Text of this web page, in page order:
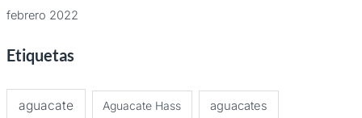
febrero 2022
Etiquetas
aguacate Aguacate Hass aguacates